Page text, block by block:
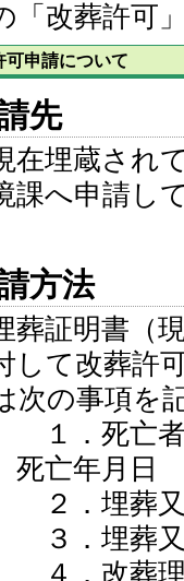
「改葬許可
可申請について
先
埋蔵され
課へ申請し
方法
証明書（
して改葬許
次の事項を
．死亡者の
死亡年月日
．埋葬又
．埋葬又
．改葬理